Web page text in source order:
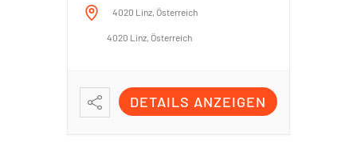
4020 Linz, Österreich
4020 Linz, Österreich
DETAILS ANZEIGEN